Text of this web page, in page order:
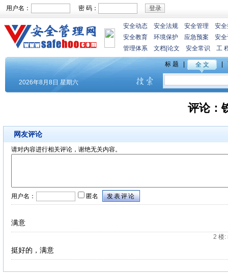
用户名： 密 码：
安全动态 安全法规 安全管理
安
安全教育
环境保护 应急预案
安
管理体系
文档 论文 安全常识 工
评论：
网友评论
请对内容进行相关评论，谢绝无关内容。
用户名： 匿名
满意
2 楼:
挺好的，满意